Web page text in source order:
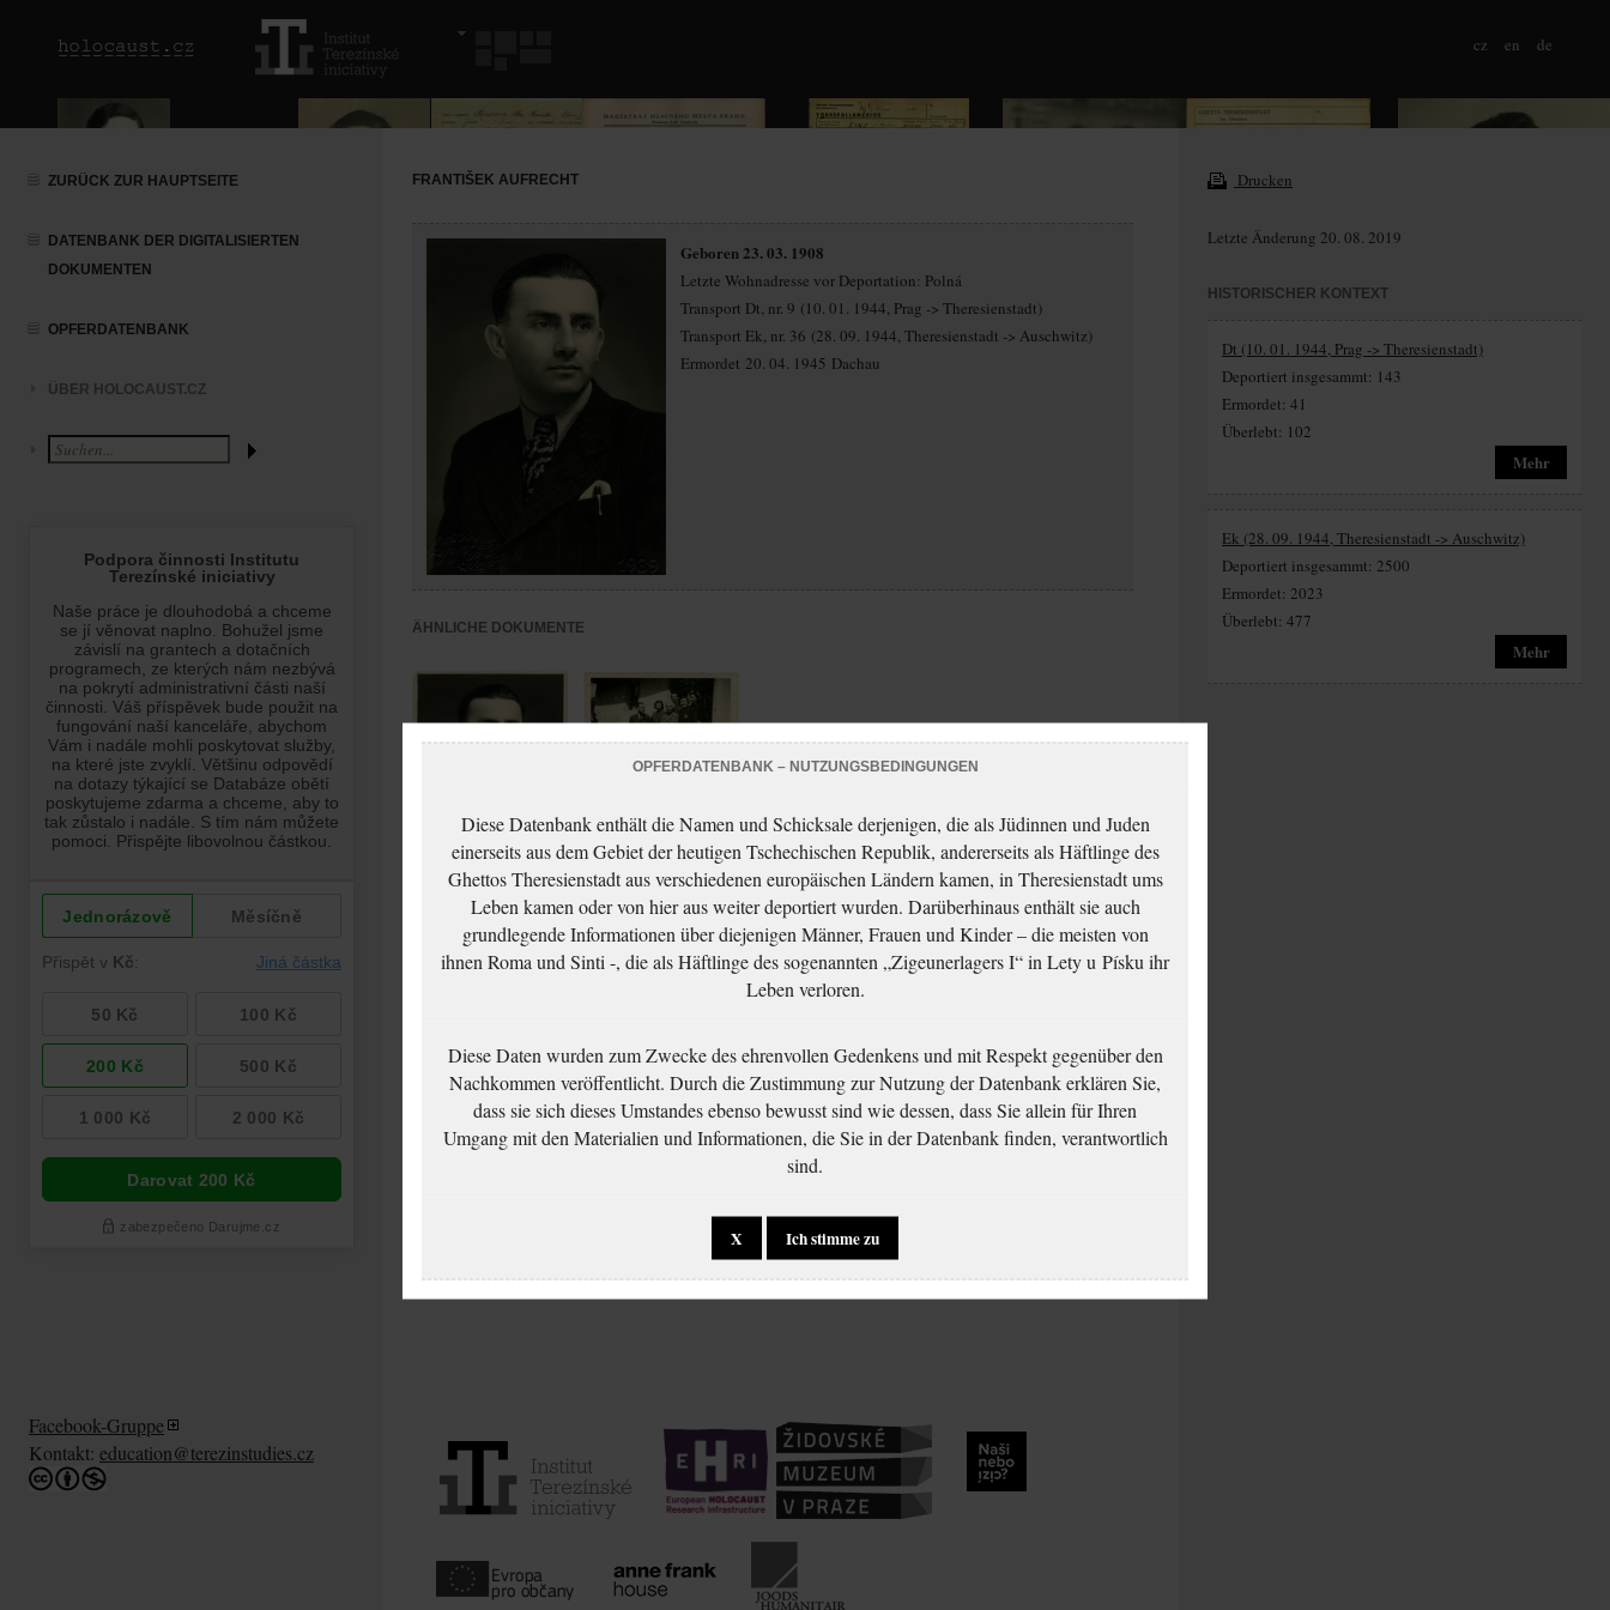
cz en de
ZURÜCK ZUR HAUPTSEITE
DATENBANK DER DIGITALISIERTEN
DOKUMENTEN
OPFERDATENBANK
ÜBER HOLOCAUST.CZ
FRANTIŠEK AUFRECHT
Geboren 23. 03. 1908
Letzte Wohnadresse vor Deportation: Polná
Transport Dt, nr. 9 (10. 01. 1944, Prag -> Theresienstadt)
Transport Ek, nr. 36 (28. 09. 1944, Theresienstadt -> Auschwitz)
Ermordet 20. 04. 1945 Dachau
ÄHNLICHE DOKUMENTE
František Aufrecht
(Zleva) František,
Kamila, Flora a Jaroslav
Aufrechtovi, Anna
Subertová a Tereza
Aufrechtová
Drucken
Letzte Änderung 20. 08. 2019
HISTORISCHER KONTEXT
Dt (10. 01. 1944, Prag -> Theresienstadt)
Deportiert insgesammt: 143
Ermordet: 41
Überlebt: 102
Mehr
Ek (28. 09. 1944, Theresienstadt -> Auschwitz)
Deportiert insgesammt: 2500
Ermordet: 2023
Überlebt: 477
Mehr
Facebook-Gruppe
Kontakt: education@terezinstudies.cz
OPFERDATENBANK – NUTZUNGSBEDINGUNGEN
Diese Datenbank enthält die Namen und Schicksale derjenigen, die als Jüdinnen und Juden
einerseits aus dem Gebiet der heutigen Tschechischen Republik, andererseits als Häftlinge des
Ghettos Theresienstadt aus verschiedenen europäischen Ländern kamen, in Theresienstadt ums
Leben kamen oder von hier aus weiter deportiert wurden. Darüberhinaus enthält sie auch
grundlegende Informationen über diejenigen Männer, Frauen und Kinder – die meisten von
ihnen Roma und Sinti -, die als Häftlinge des sogenannten „Zigeunerlagers I“ in Lety u Písku ihr
Leben verloren.
Diese Daten wurden zum Zwecke des ehrenvollen Gedenkens und mit Respekt gegenüber den
Nachkommen veröffentlicht. Durch die Zustimmung zur Nutzung der Datenbank erklären Sie,
dass sie sich dieses Umstandes ebenso bewusst sind wie dessen, dass Sie allein für Ihren
Umgang mit den Materialien und Informationen, die Sie in der Datenbank finden, verantwortlich
sind.
X Ich stimme zu